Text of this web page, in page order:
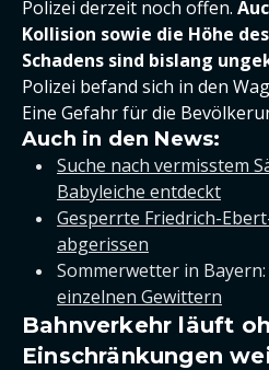
Polizei derzeit noch offen.
Kollision sowie die Höhe
Schadens sind bislang
Polizei befand sich in den
Eine Gefahr für die
Auch in den News:
Suche nach vermisstem
Babyleiche entdeckt
Gesperrte Friedrich-
abgerissen
Sommerwetter in Bayern:
einzelnen Gewittern
Bahnverkehr läuft
Einschränkungen